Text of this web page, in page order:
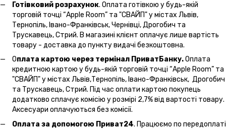
Готівковий розрахунок. Оплата готівкою у будь-якій
торговій точці “Apple Room” та "СВАЙП" у містах Львів,
Тернопіль, Івано-Франківськ, Чернівці, Дрогобич та
Трускавець, Стрий. В магазині клієнт оплачує лише вартість
товару - доставка до пункту видачі безкоштовна.
Оплата картою через термінал ПриватБанку.Оплата
кредитною картою у будь-якій торговій точці “Apple Room” та
"СВАЙП" у містах Львів,Тернопіль, Івано-Франківськ, Дрогобич
та Трускавець, Стрий. Під час оплати картою покупець
додатково сплачує комісію у розмірі 2,7% від вартості товару.
Аксесуари оплачуються без комісії.
Оплата за допомогою Приват24. Працюємо по передоплаті